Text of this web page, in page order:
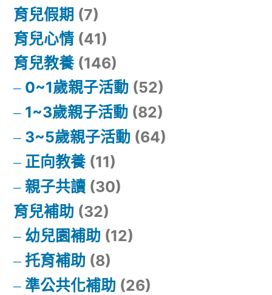
育兒假期 (7)
育兒心情 (41)
育兒教養(146)
0~1歲親子活動 (52)
1~3歲親子活動 (82)
3~5歲親子活動 (64)
正向教養(11)
親子共讀 (30)
育兒補助 (32)
幼兒園補助 (12)
托育補助 (8)
準公共化補助 (26)